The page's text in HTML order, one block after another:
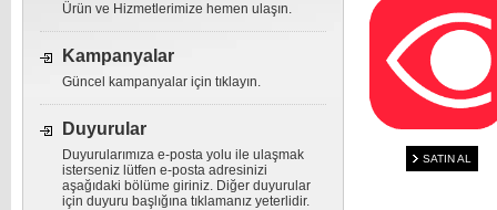
SATIN AL
Ürün ve Hizmetlerimize hemen ulaşın.
Kampanyalar
Güncel kampanyalar için tıklayın.
Duyurular
Duyurularımıza e-posta yolu ile ulaşmak
isterseniz lütfen e-posta adresinizi
aşağıdaki bölüme giriniz. Diğer duyurular
için duyuru başlığına tıklamanız yeterlidir.